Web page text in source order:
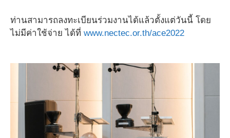
ท่านสามารถลงทะเบียนร่วมงานได้แล้วตั้งแต่วันนี้ โดย
ไม่มีค่าใช้จ่าย ได้ที่ www.nectec.or.th/ace2022